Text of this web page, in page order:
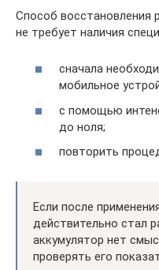
Способ восстановления
не требует наличия
сначала
мобильное
с помощью
до ноля;
повторить
Если после
действительно стал
аккумулятор нет
проверять его